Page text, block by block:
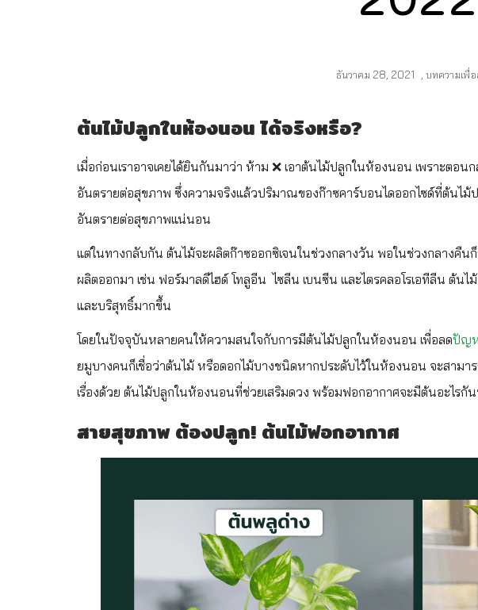
ธันวาคม 28, 2021 , บทความเพื่
ต้นไม้ปลูกในห้องนอน ได้จริงหรือ?
เมื่อก่อนเราอาจเคยได้ยินกันมาว่า ห้าม ❌ เอาต้นไม้ปลูกในห้องนอน เพราะตอ
อันตรายต่อสุขภาพ ซึ่งความจริงแล้วปริมาณของก๊าซคาร์บอนไดออกไซด์ที่ต้นไ
อันตรายต่อสุขภาพแน่นอน
แต่ในทางกลับกัน ต้นไม้จะผลิตก๊าซออกซิเจนในช่วงกลางวัน พอในช่วงกลางคืน
ผลิตออกมา เช่น ฟอร์มาลดีไฮด์ โทลูอีน ไซลีน เบนซีน และไตรคลอโรเอทีลีน ต้
และบริสุทธิ์มากขึ้น
โดยในปัจจุบันหลายคนให้ความสนใจกับการมีต้นไม้ปลูกในห้องนอน เพื่อลดปัญ
ยมูบางคนก็เชื่อว่าต้นไม้ หรือดอกไม้บางชนิดหากประดับไว้ในห้องนอน จะสามาร
เรื่องด้วย ต้นไม้ปลูกในห้องนอนที่ช่วยเสริมดวง พร้อมฟอกอากาศจะมีต้นอะไรกัน
สายสุขภาพ ต้องปลูก! ต้นไม้ฟอกอากาศ